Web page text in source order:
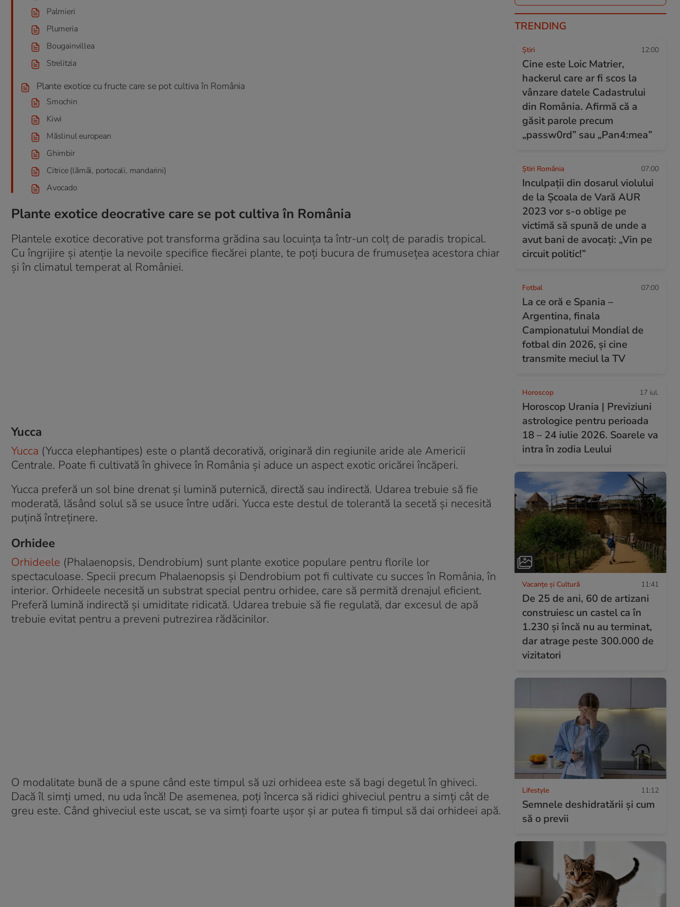
Palmieri
Plumeria
Bougainvillea
Strelitzia
Plante exotice cu fructe care se pot cultiva în România
Smochin
Kiwi
Măslinul european
Ghimbir
Citrice (lămâi, portocali, mandarini)
Avocado
Plante exotice deocrative care se pot cultiva în România
Plantele exotice decorative pot transforma grădina sau locuința ta într-un colț de paradis tropical.
Cu îngrijire și atenție la nevoile specifice fiecărei plante, te poți bucura de frumusețea acestora chiar
și în climatul temperat al României.
Yucca
Yucca (Yucca elephantipes) este o plantă decorativă, originară din regiunile aride ale Americii
Centrale. Poate fi cultivată în ghivece în România și aduce un aspect exotic oricărei încăperi.
Yucca preferă un sol bine drenat și lumină puternică, directă sau indirectă. Udarea trebuie să fie
moderată, lăsând solul să se usuce între udări. Yucca este destul de tolerantă la secetă și necesită
puțină întreținere.
Orhidee
Orhideele (Phalaenopsis, Dendrobium) sunt plante exotice populare pentru florile lor
spectaculoase. Specii precum Phalaenopsis și Dendrobium pot fi cultivate cu succes în România, în
interior. Orhideele necesită un substrat special pentru orhidee, care să permită drenajul eficient.
Preferă lumină indirectă și umiditate ridicată. Udarea trebuie să fie regulată, dar excesul de apă
trebuie evitat pentru a preveni putrezirea rădăcinilor.
O modalitate bună de a spune când este timpul să uzi orhideea este să bagi degetul în ghiveci.
Dacă îl simți umed, nu uda încă! De asemenea, poți încerca să ridici ghiveciul pentru a simți cât de
greu este. Când ghiveciul este uscat, se va simți foarte ușor și ar putea fi timpul să dai orhideei apă.
TRENDING
Ştiri 12:00
Cine este Loic Matrier,
hackerul care ar fi scos la
vânzare datele Cadastrului
din România. Afirmă că a
găsit parole precum
„passw0rd” sau „Pan4:mea”
Știri România 07:00
Inculpații din dosarul violului
de la Școala de Vară AUR
2023 vor s-o oblige pe
victimă să spună de unde a
avut bani de avocați: „Vin pe
circuit politic!”
Fotbal 07:00
La ce oră e Spania –
Argentina, finala
Campionatului Mondial de
fotbal din 2026, și cine
transmite meciul la TV
Horoscop 17 iul.
Horoscop Urania | Previziuni
astrologice pentru perioada
18 – 24 iulie 2026. Soarele va
intra în zodia Leului
Vacanțe și Cultură 11:41
De 25 de ani, 60 de artizani
construiesc un castel ca în
1.230 și încă nu au terminat,
dar atrage peste 300.000 de
vizitatori
Lifestyle 11:12
Semnele deshidratării și cum
să o previi